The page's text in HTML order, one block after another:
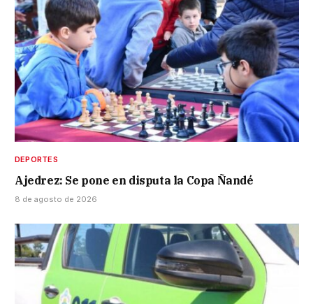
DEPORTES
Ajedrez: Se pone en disputa la Copa Ñandé
8 de agosto de 2026